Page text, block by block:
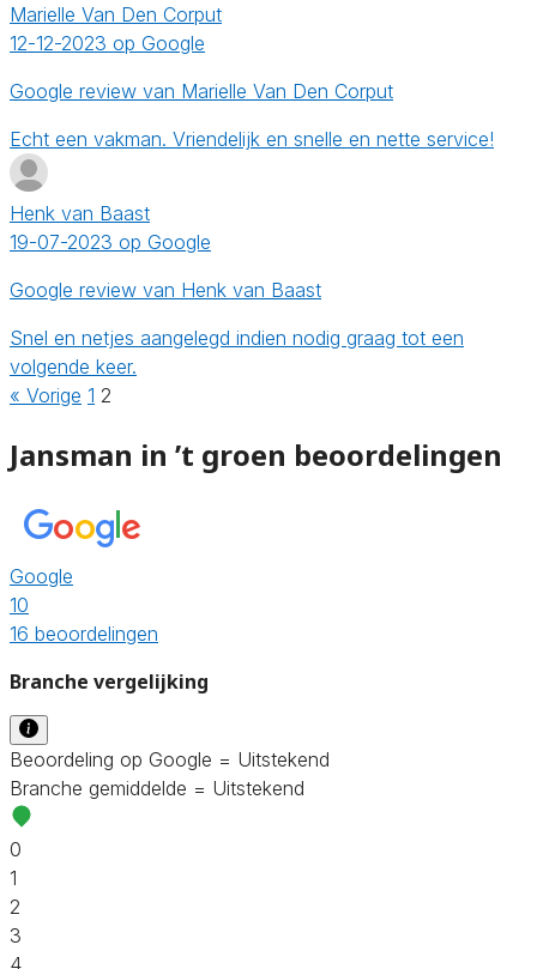
Marielle Van Den Corput
12-12-2023 op Google
Google review van Marielle Van Den Corput
Echt een vakman. Vriendelijk en snelle en nette service!
Henk van Baast
19-07-2023 op Google
Google review van Henk van Baast
Snel en netjes aangelegd indien nodig graag tot een
volgende keer.
« Vorige 1 2
Jansman in ’t groen beoordelingen
Google
10
16 beoordelingen
Branche vergelijking
Beoordeling op Google = Uitstekend
Branche gemiddelde = Uitstekend
0
1
2
3
4